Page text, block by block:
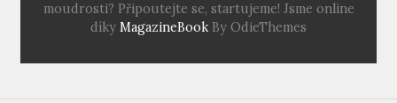
moudrosti? Připoutejte se, startujeme! Jsme online
díky MagazineBook By OdieThemes